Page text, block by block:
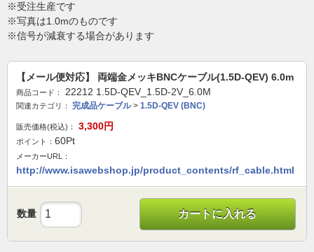
※受注生産です
※写真は1.0mのものです
※信号が減衰する場合があります
【メール便対応】 両端金メッキBNCケーブル(1.5D-QEV) 6.0m
商品コード： 22212 1.5D-QEV_1.5D-2V_6.0M
関連カテゴリ： 完成品ケーブル> 1.5D-QEV (BNC)
販売価格(税込)： 3,300円
ポイント： 60Pt
メーカーURL：
http://www.isawebshop.jp/product_contents/rf_cable.html
数量 カートに入れる